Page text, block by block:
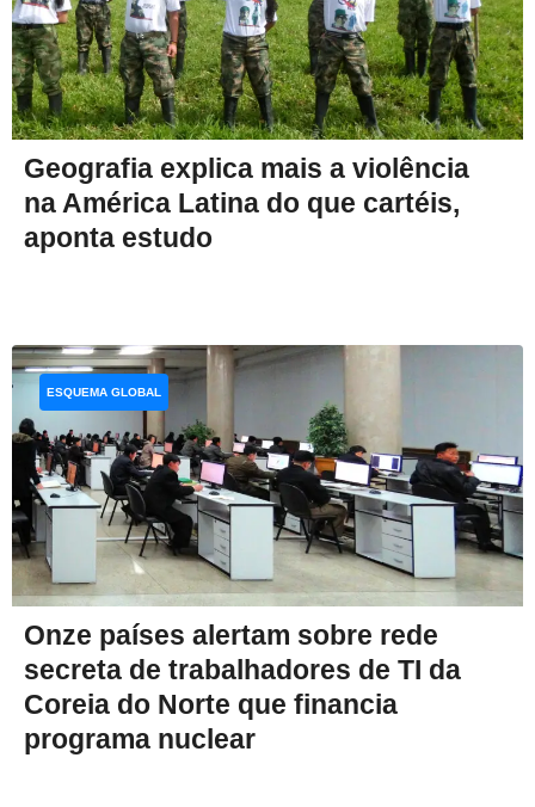
Geografia explica mais a violência
na América Latina do que cartéis,
aponta estudo
Onze países alertam sobre rede
secreta de trabalhadores de TI da
Coreia do Norte que financia
programa nuclear
ESQUEMA GLOBAL